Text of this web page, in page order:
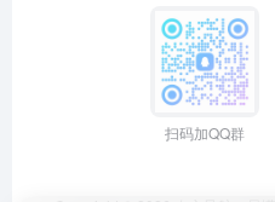
扫码加QQ群